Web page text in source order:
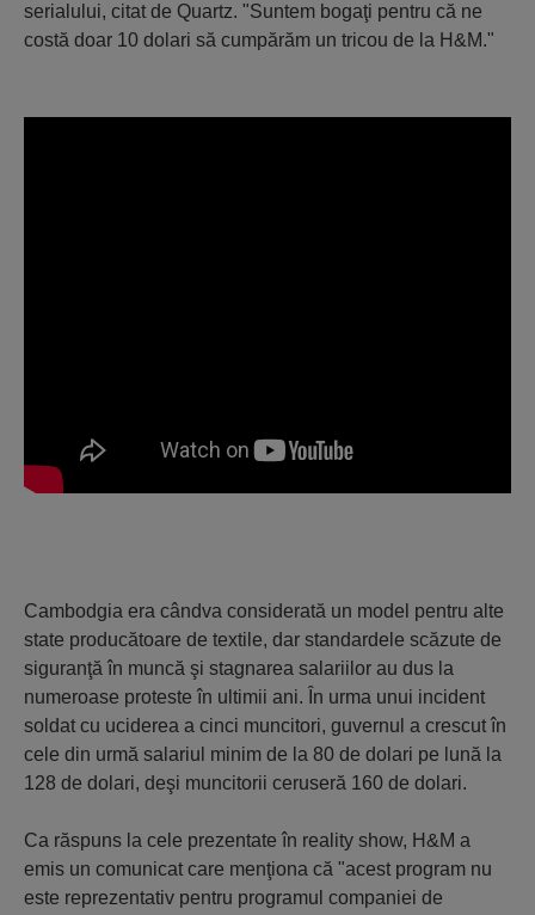
serialului, citat de Quartz. "Suntem bogaţi pentru că ne
costă doar 10 dolari să cumpărăm un tricou de la H&M."
Cambodgia era cândva considerată un model pentru alte
state producătoare de textile, dar standardele scăzute de
siguranţă în muncă şi stagnarea salariilor au dus la
numeroase proteste în ultimii ani. În urma unui incident
soldat cu uciderea a cinci muncitori, guvernul a crescut în
cele din urmă salariul minim de la 80 de dolari pe lună la
128 de dolari, deşi muncitorii ceruseră 160 de dolari.
Ca răspuns la cele prezentate în reality show, H&M a
emis un comunicat care menţiona că "acest program nu
este reprezentativ pentru programul companiei de